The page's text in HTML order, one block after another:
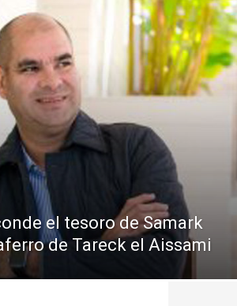
Digital
el tesoro de Samark
de Tareck el Aissami